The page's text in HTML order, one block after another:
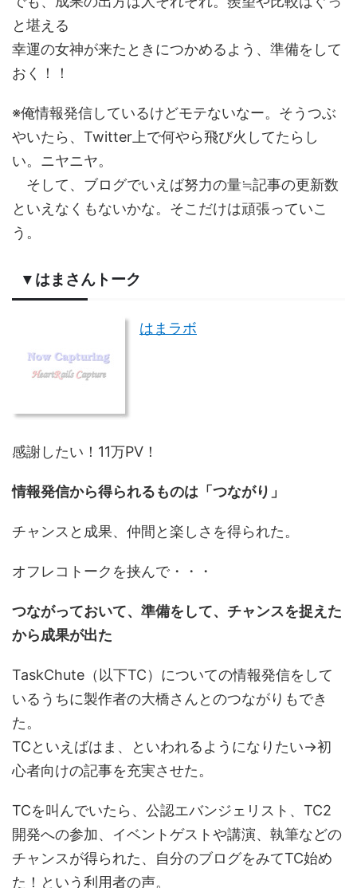
と堪える
幸運の女神が来たときにつかめるよう、準備をして
おく！！
※俺情報発信しているけどモテないなー。そうつぶ
やいたら、Twitter上で何やら飛び火してたらし
い。ニヤニヤ。
そして、ブログでいえば努力の量≒記事の更新数
といえなくもないかな。そこだけは頑張っていこ
う。
▼はまさんトーク
はまラボ
感謝したい！11万PV！
情報発信から得られるものは「つながり」
チャンスと成果、仲間と楽しさを得られた。
オフレコトークを挟んで・・・
つながっておいて、準備をして、チャンスを捉えた
から成果が出た
TaskChute（以下TC）についての情報発信をして
いるうちに製作者の大橋さんとのつながりもでき
た。
TCといえばはま、といわれるようになりたい→初
心者向けの記事を充実させた。
TCを叫んでいたら、公認エバンジェリスト、TC2
開発への参加、イベントゲストや講演、執筆などの
チャンスが得られた、自分のブログをみてTC始め
た！という利用者の声。